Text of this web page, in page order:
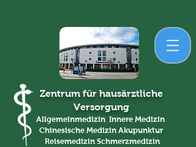
Zentrum für hausärztliche
Versorgung
Allgemeinmedizin Innere Medizin
Chinesische Medizin Akupunktur
ReisemedizinSchmerzmedizin